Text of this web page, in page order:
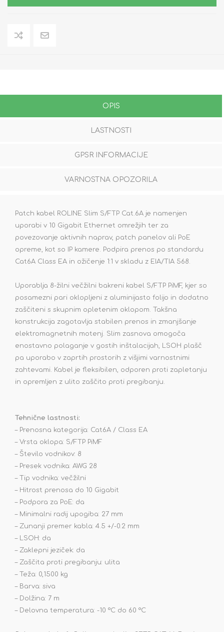
OPIS
LASTNOSTI
GPSR INFORMACIJE
VARNOSTNA OPOZORILA
Patch kabel ROLINE Slim S/FTP Cat.6A je namenjen
uporabi v 10 Gigabit Ethernet omrežjih ter za
povezovanje aktivnih naprav, patch panelov ali PoE
opreme, kot so IP kamere. Podpira prenos po standardu
Cat6A Class EA in ožičenje 1:1 v skladu z EIA/TIA 568.
Uporablja 8-žilni večžilni bakreni kabel S/FTP PiMF, kjer so
posamezni pari oklopljeni z aluminijasto folijo in dodatno
zaščiteni s skupnim opletenim oklopom. Takšna
konstrukcija zagotavlja stabilen prenos in zmanjšanje
elektromagnetnih motenj. Slim zasnova omogoča
enostavno polaganje v gostih inštalacijah, LSOH plašč
pa uporabo v zaprtih prostorih z višjimi varnostnimi
zahtevami. Kabel je fleksibilen, odporen proti zapletanju
in opremljen z ulito zaščito proti pregibanju.
Tehnične lastnosti:
– Prenosna kategorija: Cat6A / Class EA
– Vrsta oklopa: S/FTP PiMF
– Število vodnikov: 8
– Presek vodnika: AWG 28
– Tip vodnika: večžilni
– Hitrost prenosa do 10 Gigabit
– Podpora za PoE: da
– Minimalni radij upogiba: 27 mm
– Zunanji premer kabla: 4.5 +/-0.2 mm
– LSOH: da
– Zaklepni jeziček: da
– Zaščita proti pregibanju: ulita
– Teža: 0,1500 kg
– Barva: siva
– Dolžina: 7 m
– Delovna temperatura: -10 °C do 60 °C